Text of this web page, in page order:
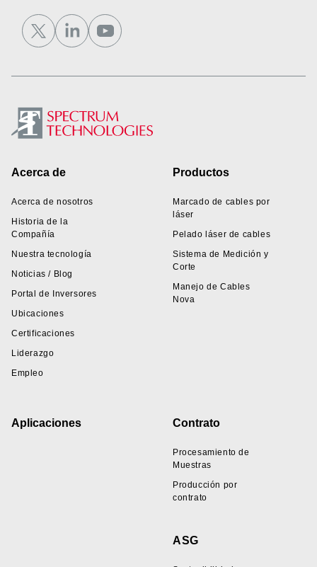
Footer
Acerca de
Acerca de nosotros
Historia de la
Compañía
Nuestra tecnología
Noticias / Blog
Portal de Inversores
Ubicaciones
Certificaciones
Liderazgo
Empleo
Productos
Marcado de cables por
láser
Pelado láser de cables
Sistema de Medición y
Corte
Manejo de Cables
Nova
Aplicaciones Contrato
Procesamiento de
Muestras
Producción por
contrato
ASG